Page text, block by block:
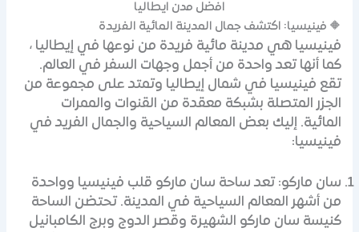
افضل مدن ايطاليا
🔶 فينيسيا: اكتشف جمال المدينة المائية الفريدة
فينيسيا هي مدينة مائية فريدة من نوعها في إيطاليا ،
كما أنها تعد واحدة من أجمل وجهات السفر في العالم.
تقع فينيسيا في شمال إيطاليا وتمتد على مجموعة من
الجزر المتصلة بشبكة معقدة من القنوات والممرات
المائية. إليك بعض المعالم السياحية والجمال الفريد في
فينيسيا:
سان ماركو: تعد ساحة سان ماركو قلب فينيسيا وواحدة
من أشهر المعالم السياحية في المدينة. تحتضن الساحة
كنيسة سان ماركو الشهيرة وقصر الدوج وبرج الكامبانيل